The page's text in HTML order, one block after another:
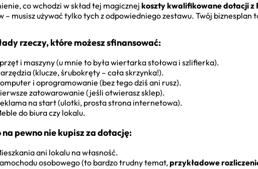
co wchodzi w skład tej magicznej koszty kwalifikowane dotacji z
– musisz używać tylko tych z odpowiedniego zestawu. Twój biznesplan
rzeczy, które możesz sfinansować:
i maszyny (u mnie to była wiertarka stołowa i szlifierka).
(klucze, śrubokręty – cała skrzynka!).
i oprogramowanie (bez tego dziś ani rusz).
zatowarowanie (jeśli otwierasz sklep).
na start (ulotki, prosta strona internetowa).
do biura czy lokalu.
na pewno nie kupisz za dotację:
ani lokalu na własność.
osobowego (to bardzo trudny temat,przykładowe